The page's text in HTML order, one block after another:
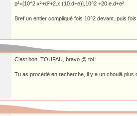
p²=[10^2.x²+d²+2.x.(10.d+e)].10^2 +20.e.d+e²
Bref un entier compliqué fois 10^2 devant. puis
C'est bon, TOUFAU, bravo @ toi !
Tu as procédé en recherche, il y a un chouiä plus